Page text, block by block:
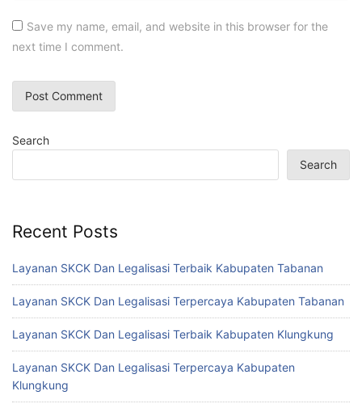
Save my name, email, and website in this browser for the
next time I comment.
Search
Search
Recent Posts
Layanan SKCK Dan Legalisasi Terbaik Kabupaten Tabanan
Layanan SKCK Dan Legalisasi Terpercaya Kabupaten Tabanan
Layanan SKCK Dan Legalisasi Terbaik Kabupaten Klungkung
Layanan SKCK Dan Legalisasi Terpercaya Kabupaten
Klungkung